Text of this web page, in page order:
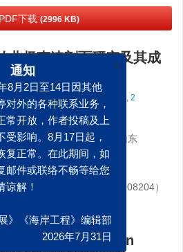
PDF下载 (2996 KB)
北极声速剖面研究及其成
, 林丽娜1, 2, 刘敏 , 1, 2
所，山东 青岛 266061
与数值模拟重点实验室，山东
队，北京 100841
重点专项项目（ 2023YFC3008204）
and Formation
通知
年8月2日至14日因其他
停对外的各种联系业务，
常开放，作者投稿及上
受影响。8月17日起，
复正常。在此期间，如
邮件或联络不畅等给您
展》《海岸工程》编辑部